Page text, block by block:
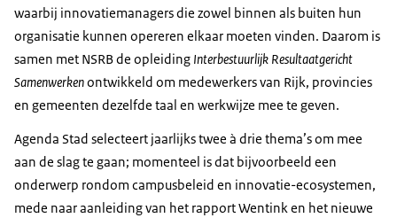
waarbij innovatiemanagers die zowel binnen als buiten hun
organisatie kunnen opereren elkaar moeten vinden. Daarom is
samen met NSRB de opleiding Interbestuurlijk Resultaatgericht
Samenwerkenontwikkeld om medewerkers van Rijk, provincies
en gemeenten dezelfde taal en werkwijze mee te geven.
Agenda Stad selecteert jaarlijks twee à drie thema’s om mee
aan de slag te gaan; momenteel is dat bijvoorbeeld een
onderwerp rondom campusbeleid en innovatie-ecosystemen,
mede naar aanleiding van het rapport Wentink en het nieuwe